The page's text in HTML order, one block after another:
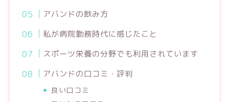
アバンドの飲み方
私が病院勤務時代に感じたこと
スポーツ栄養の分野でも利用されています
アバンドの口コミ・評判
良い口コミ